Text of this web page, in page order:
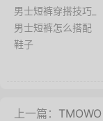
上一篇：